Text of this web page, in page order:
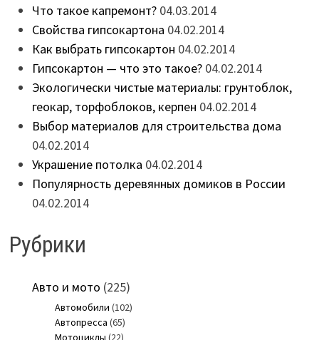
Что такое капремонт? 04.03.2014
Свойства гипсокартона 04.02.2014
Как выбрать гипсокартон 04.02.2014
Гипсокартон — что это такое? 04.02.2014
Экологически чистые материалы: грунтоблок,
геокар, торфоблоков, керпен 04.02.2014
Выбор материалов для строительства дома
04.02.2014
Украшение потолка 04.02.2014
Популярность деревянных домиков в России
04.02.2014
Рубрики
Авто и мото (225)
Автомобили (102)
Автопресса (65)
Мотоциклы (22)